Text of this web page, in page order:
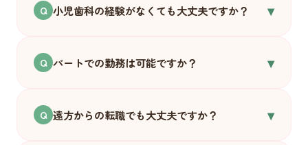
Q 小児歯科の経験がなくても大丈夫ですか？ ▾
でしっかりお伝えします。むしろ「子どもが好
Q パートでの勤務は可能ですか？ ▾
庭の都合に合わせた働き方も、できる限り対応
Q 遠方からの転職でも大丈夫ですか？ ▾